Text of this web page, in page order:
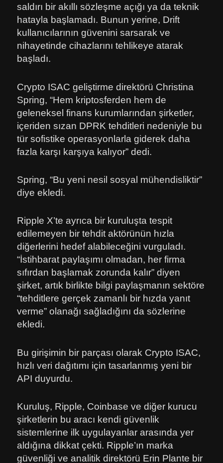
saldırı bir akıllı sözleşme açığı ya da teknik
hatayla başlamadı. Bunun yerine, Drift
kullanıcılarının güvenini sarsarak ve
nihayetinde cihazlarını tehlikeye atarak
başladı.
Crypto ISAC geliştirme direktörü Christina
Spring, “Hem kriptosferden hem de
geleneksel finans kurumlarından şirketler,
içeriden sızan DPRK tehditleri nedeniyle bu
tür sofistike operasyonlarla giderek daha
fazla karşı karşıya kalıyor” dedi.
Spring, “Bu yeni nesil sosyal mühendisliktir”
diye ekledi.
Ripple X’te ayrıca bir kuruluşta tespit
edilemeyen bir tehdit aktörünün hızla
diğerlerini hedef alabileceğini vurguladı.
“İstihbarat paylaşımı olmadan, her firma
sıfırdan başlamak zorunda kalır” diyen
şirket, artık birlikte bilgi paylaşmanın sektöre
“tehditlere gerçek zamanlı bir hızda yanıt
verme” olanağı sağladığını da sözlerine
ekledi.
Bu girişimin bir parçası olarak Crypto ISAC,
hızlı veri dağıtımı için tasarlanmış yeni bir
API duyurdu.
Kuruluş, Ripple, Coinbase ve diğer kurucu
şirketlerin bu aracı kendi güvenlik
sistemlerine ilk uygulayanlar arasında yer
aldığına dikkat çekti. Ripple’ın marka
güvenliği ve analitik direktörü Erin Plante bir